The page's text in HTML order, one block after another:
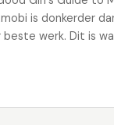
is donkerder
beste werk. Dit is